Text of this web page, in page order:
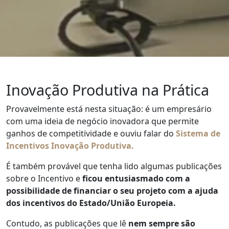
Inovação Produtiva na Prática
Provavelmente está nesta situação: é um empresário
com uma ideia de negócio inovadora que permite
ganhos de competitividade e ouviu falar do Sistema de
Incentivos Inovação Produtiva.
É também provável que tenha lido algumas publicações
sobre o Incentivo eficou entusiasmado com a
possibilidade de financiar o seu projeto com a ajuda
dos incentivos do Estado/União Europeia.
Contudo, as publicações que lê nem sempre são